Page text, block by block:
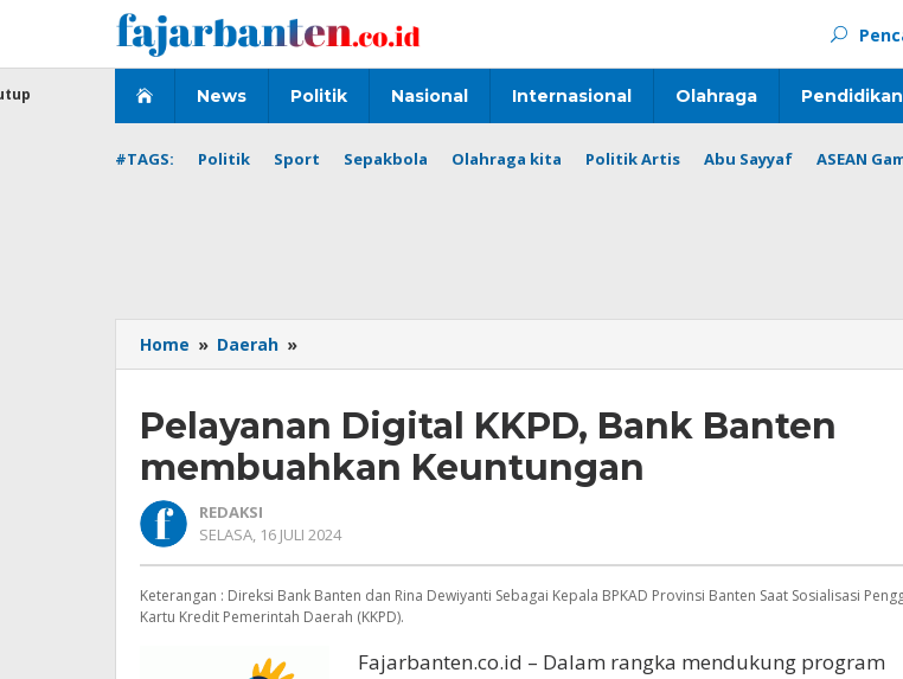
News Politik Nasional Internasional Olahraga Pendidikan
#TAGS: Politik Sport Sepakbola Olahraga kita Politik Artis Abu Sayyaf ASEAN
Home » Daerah »
Digital
Bank
Banten
membuahkan
Pelayanan Digital KKPD, Bank Banten
membuahkan Keuntungan
REDAKSI
SELASA, 16 JULI 2024
Keterangan : Direksi Bank Banten dan Rina Dewiyanti Sebagai Kepala BPKAD Provinsi Banten Saat Sosialisasi
Kartu Kredit Pemerintah Daerah (KKPD).
Fajarbanten.co.id – Dalam rangka mendukung program